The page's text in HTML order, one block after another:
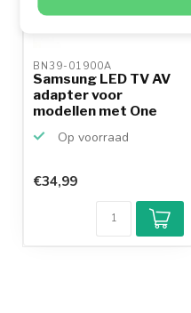
BN39-01900A
Samsung LED TV AV
adapter voor
modellen met One
Op voorraad
€34,99